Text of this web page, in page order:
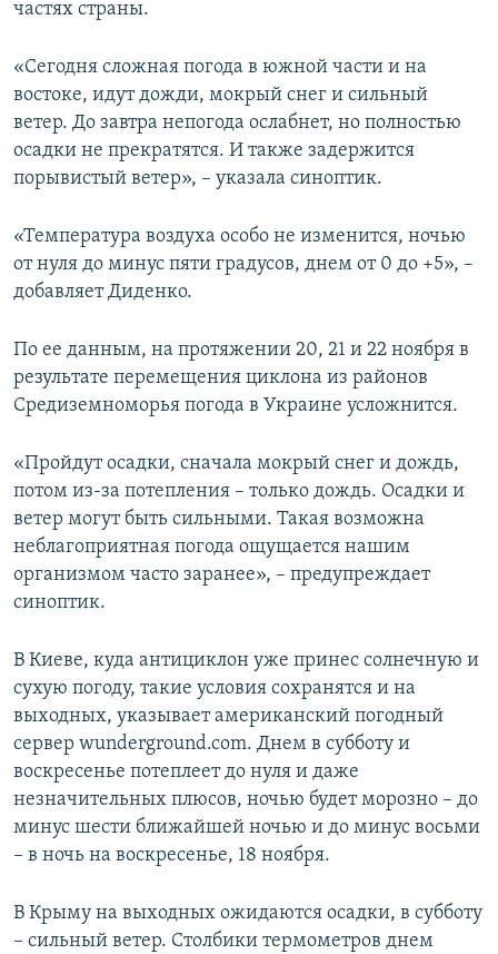
частях страны.
«Сегодня сложная погода в южной части и на
востоке, идут дожди, мокрый снег и сильный
ветер. До завтра непогода ослабнет, но полностью
осадки не прекратятся. И также задержится
порывистый ветер», – указала синоптик.
«Температура воздуха особо не изменится, ночью
от нуля до минус пяти градусов, днем от 0 до +5», –
добавляет Диденко.
По ее данным, на протяжении 20, 21 и 22 ноября в
результате перемещения циклона из районов
Средиземноморья погода в Украине усложнится.
«Пройдут осадки, сначала мокрый снег и дождь,
потом из-за потепления – только дождь. Осадки и
ветер могут быть сильными. Такая возможна
неблагоприятная погода ощущается нашим
организмом часто заранее», – предупреждает
синоптик.
В Киеве, куда антициклон уже принес солнечную и
сухую погоду, такие условия сохранятся и на
выходных, указывает американский погодный
сервер wunderground.com. Днем в субботу и
воскресенье потеплеет до нуля и даже
незначительных плюсов, ночью будет морозно – до
минус шести ближайшей ночью и до минус восьми
– в ночь на воскресенье, 18 ноября.
В Крыму на выходных ожидаются осадки, в субботу
– сильный ветер. Столбики термометров днем